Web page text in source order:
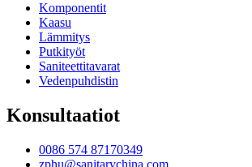
Komponentit
Kaasu
Lämmitys
Putkityöt
Saniteettitavarat
Vedenpuhdistin
Konsultaatiot
0086 574 87170349